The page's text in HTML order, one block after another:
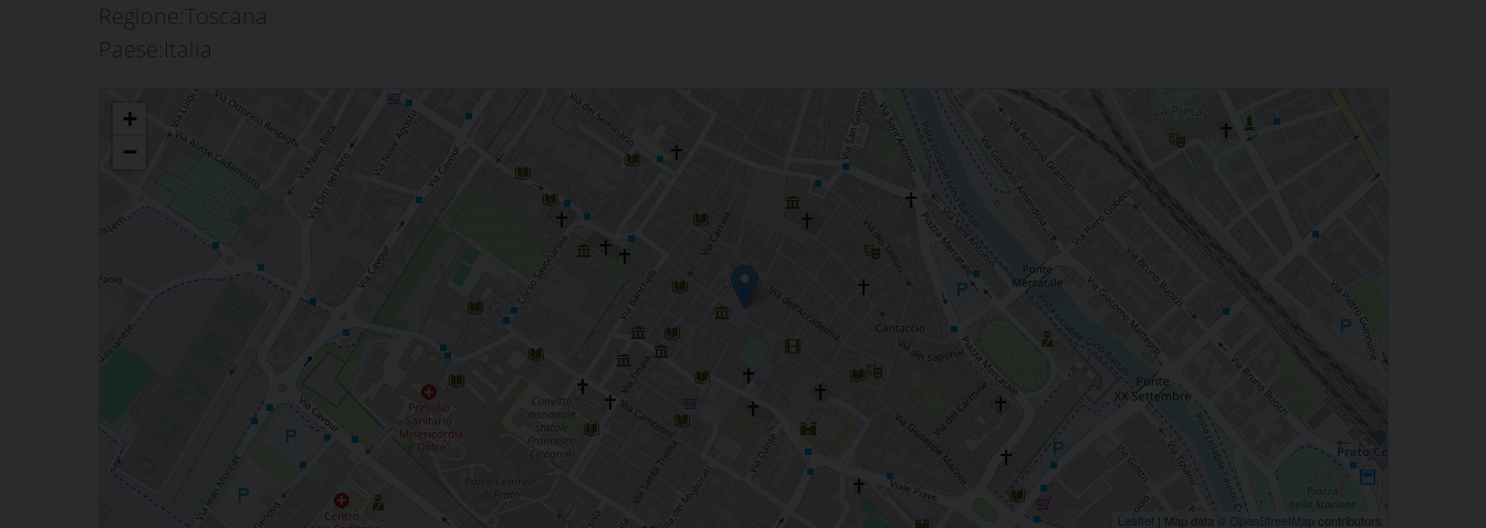
Regione: Toscana
Paese: Italia
Pellegrinaggio cresimandi
+
−
Leaflet | Map data © OpenStreetMapcontributors